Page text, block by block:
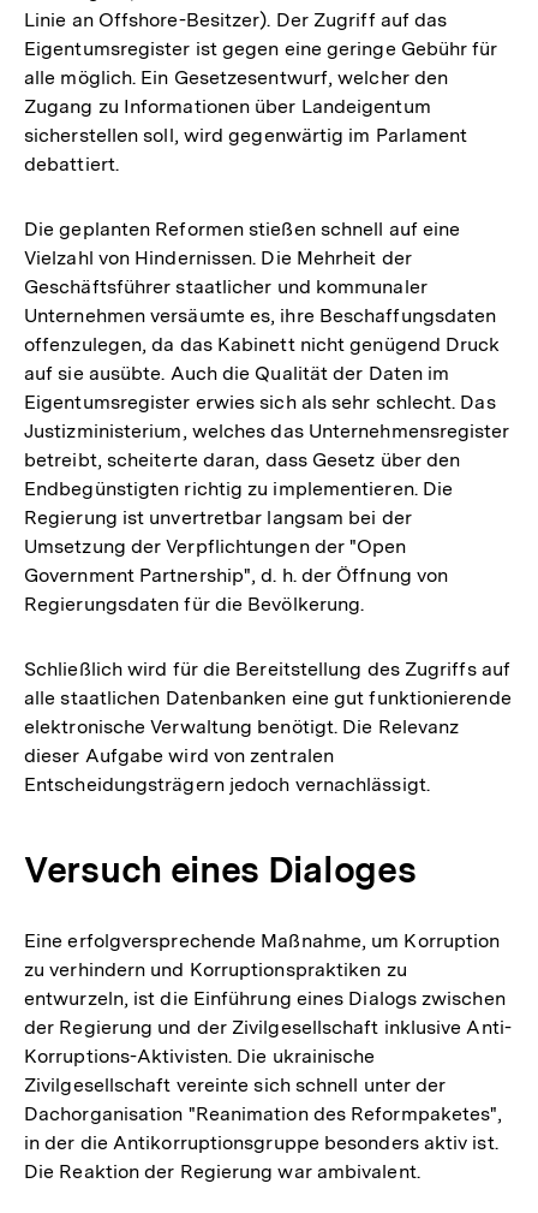
Linie an Offshore-Besitzer). Der Zugriff auf das
Eigentumsregister ist gegen eine geringe Gebühr für
alle möglich. Ein Gesetzesentwurf, welcher den
Zugang zu Informationen über Landeigentum
sicherstellen soll, wird gegenwärtig im Parlament
debattiert.
Die geplanten Reformen stießen schnell auf eine
Vielzahl von Hindernissen. Die Mehrheit der
Geschäftsführer staatlicher und kommunaler
Unternehmen versäumte es, ihre Beschaffungsdaten
offenzulegen, da das Kabinett nicht genügend Druck
auf sie ausübte. Auch die Qualität der Daten im
Eigentumsregister erwies sich als sehr schlecht. Das
Justizministerium, welches das Unternehmensregister
betreibt, scheiterte daran, dass Gesetz über den
Endbegünstigten richtig zu implementieren. Die
Regierung ist unvertretbar langsam bei der
Umsetzung der Verpflichtungen der "Open
Government Partnership", d. h. der Öffnung von
Regierungsdaten für die Bevölkerung.
Schließlich wird für die Bereitstellung des Zugriffs auf
alle staatlichen Datenbanken eine gut funktionierende
elektronische Verwaltung benötigt. Die Relevanz
dieser Aufgabe wird von zentralen
Entscheidungsträgern jedoch vernachlässigt.
Versuch eines Dialoges
Eine erfolgversprechende Maßnahme, um Korruption
zu verhindern und Korruptionspraktiken zu
entwurzeln, ist die Einführung eines Dialogs zwischen
der Regierung und der Zivilgesellschaft inklusive Anti-
Korruptions-Aktivisten. Die ukrainische
Zivilgesellschaft vereinte sich schnell unter der
Dachorganisation "Reanimation des Reformpaketes",
in der die Antikorruptionsgruppe besonders aktiv ist.
Die Reaktion der Regierung war ambivalent.